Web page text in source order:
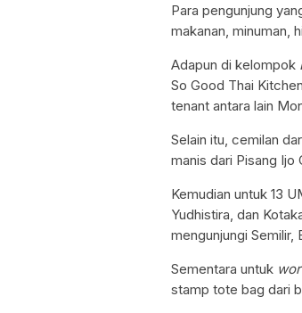
Para pengunjung
makanan, minuman,
Adapun di kelompok
So Good Thai
tenant antara lain
Selain itu, cemilan
manis dari Pisang Ijo
Kemudian untuk 13
Yudhistira, dan
mengunjungi Semilir,
Sementara untuk
stamp tote bag dari